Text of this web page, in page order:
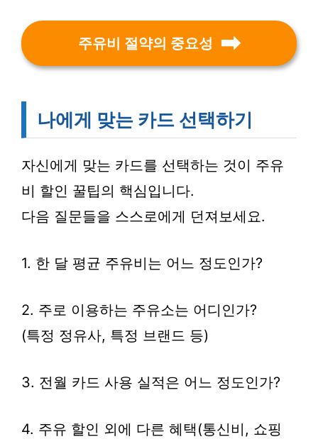
주유비 절약의 중요성
나에게 맞는 카드 선택하기
자신에게 맞는 카드를 선택하는 것이 주유
비 할인 꿀팁의 핵심입니다.
다음 질문들을 스스로에게 던져보세요.
1. 한 달 평균 주유비는 어느 정도인가?
2. 주로 이용하는 주유소는 어디인가?
(특정 정유사, 특정 브랜드 등)
3. 전월 카드 사용 실적은 어느 정도인가?
4. 주유 할인 외에 다른 혜택(통신비, 쇼핑